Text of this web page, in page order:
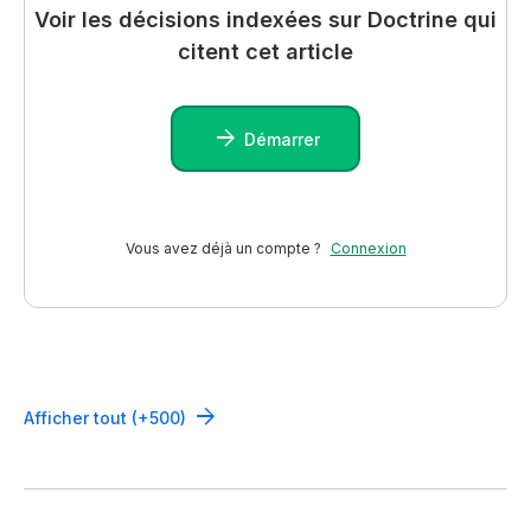
Voir les décisions indexées sur Doctrine qui
citent cet article
Démarrer
Vous avez déjà un compte ? Connexion
Afficher tout (+500)